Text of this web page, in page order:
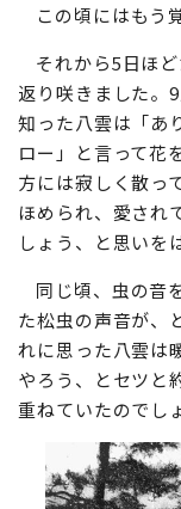
この頃にはもう
それから5日ほ
返り咲きました。
知った八雲は「あ
ロー」と言って花
方には寂しく散っ
ほめられ、愛され
しょう、と思いを
同じ頃、虫の音
た松虫の声音が、
れに思った八雲は
やろう、とセツと
重ねていたのでし